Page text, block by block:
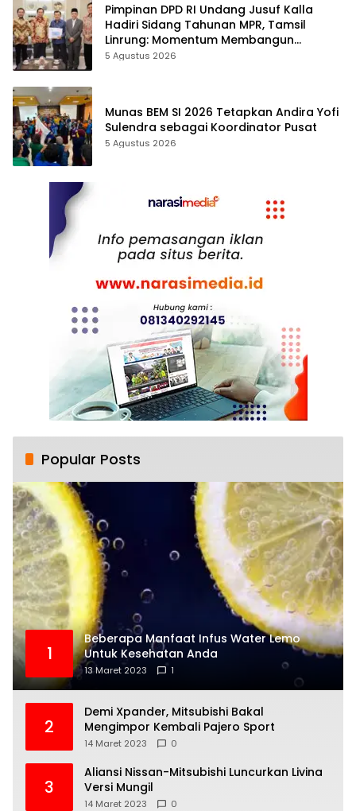
Pimpinan DPD RI Undang Jusuf Kalla
Hadiri Sidang Tahunan MPR, Tamsil
Linrung: Momentum Membangun
Solidaritas Kepemimpinan Bangsa
5 Agustus 2026
Munas BEM SI 2026 Tetapkan Andira Yofi
Sulendra sebagai Koordinator Pusat
5 Agustus 2026
Popular Posts
1
Beberapa Manfaat Infus Water Lemo
Untuk Kesehatan Anda
13 Maret 2023 1
2
Demi Xpander, Mitsubishi Bakal
Mengimpor Kembali Pajero Sport
14 Maret 2023 0
3
Aliansi Nissan-Mitsubishi Luncurkan Livina
Versi Mungil
14 Maret 2023 0